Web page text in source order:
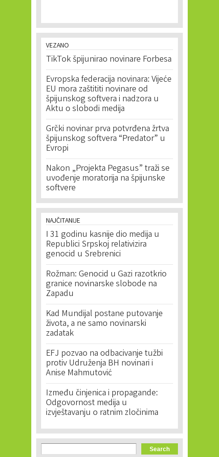
VEZANO
TikTok špijunirao novinare Forbesa
Evropska federacija novinara: Vijeće
EU mora zaštititi novinare od
špijunskog softvera i nadzora u
Aktu o slobodi medija
Grčki novinar prva potvrđena žrtva
špijunskog softvera “Predator” u
Evropi
Nakon „Projekta Pegasus” traži se
uvođenje moratorija na špijunske
softvere
NAJČITANIJE
I 31 godinu kasnije dio medija u
Republici Srpskoj relativizira
genocid u Srebrenici
Rožman: Genocid u Gazi razotkrio
granice novinarske slobode na
Zapadu
Kad Mundijal postane putovanje
života, a ne samo novinarski
zadatak
EFJ pozvao na odbacivanje tužbi
protiv Udruženja BH novinari i
Anise Mahmutović
Između činjenica i propagande:
Odgovornost medija u
izvještavanju o ratnim zločinima
Search form
Search